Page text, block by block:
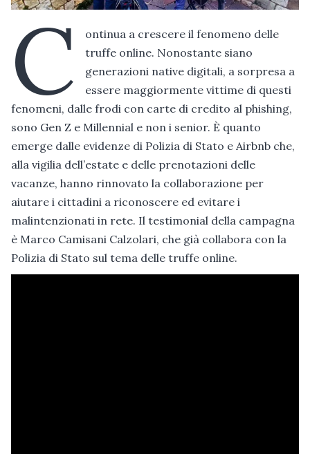
C
ontinua a crescere il fenomeno delle
truffe online. Nonostante siano
generazioni native digitali, a sorpresa a
essere maggiormente vittime di questi
fenomeni, dalle frodi con carte di credito al phishing,
sono Gen Z e Millennial e non i senior. È quanto
emerge dalle evidenze di Polizia di Stato e Airbnb che,
alla vigilia dell’estate e delle prenotazioni delle
vacanze, hanno rinnovato la collaborazione per
aiutare i cittadini a riconoscere ed evitare i
malintenzionati in rete. Il testimonial della campagna
è Marco Camisani Calzolari, che già collabora con la
Polizia di Stato sul tema delle truffe online.